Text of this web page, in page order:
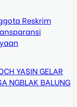
Reskrim
YASIN GELAR
NGBLAK BALUNG